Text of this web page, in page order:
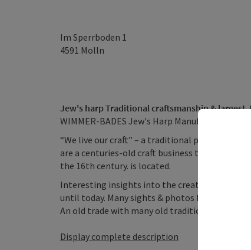
Im Sperrboden 1
4591 Molln
Jew's harp Traditional craftsmanship & largest
WIMMER-BADES Jew's Harp Manufactory
“We live our craft” – a traditional production
are a centuries-old craft business that
the 16th century. is located.
Interesting insights into the creation and
until today. Many sights & photos from the
An old trade with many old traditions ...
Display complete description